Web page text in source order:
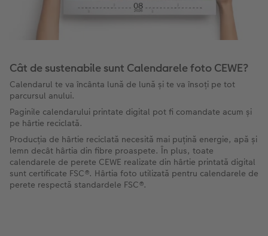
Cât de sustenabile sunt Calendarele foto CEWE?
Calendarul te va încânta lună de lună și te va însoți pe tot
parcursul anului.
Paginile calendarului printate digital pot fi comandate acum și
pe hârtie reciclată.
Producția de hârtie reciclată necesită mai puțină energie, apă și
lemn decât hârtia din fibre proaspete. În plus, toate
calendarele de perete CEWE realizate din hârtie printată digital
sunt certificate FSC®. Hârtia foto utilizată pentru calendarele de
perete respectă standardele FSC®.